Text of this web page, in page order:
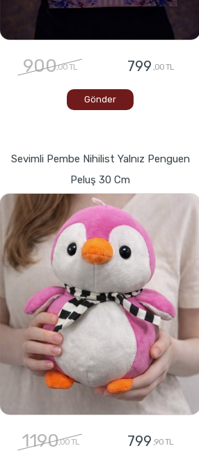
900,00 TL 799 ,00 TL
Gönder
Sevimli Pembe Nihilist Yalnız Penguen
Peluş 30 Cm
1190,00 TL 799 ,90 TL